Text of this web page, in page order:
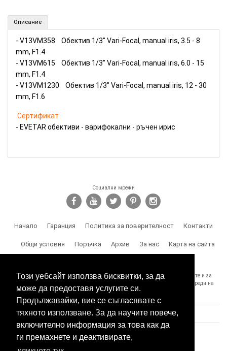
Този уебсайт използва бисквитки, за да
може да предоставя услугите си.
Продължавайки, вие се съгласявате с
тяхното използване. За да научите повече,
включително информация за това как да
ги премахнете и деактивирате,
Описание
- V13VM358 Обектив 1/3" Vari-Focal, manual iris, 3.5 - 8
mm, F1.4
- V13VM615 Обектив 1/3" Vari-Focal, manual iris, 6.0 - 15
mm, F1.4
- V13VM1230 Обектив 1/3" Vari-Focal, manual iris, 12 - 30
mm, F1.6
Сертификат
- EVETAR обективи - варифокални - ръчен ирис
Социални мрежи
Начало Гаранция Политика за поверителност Контакти
Общи условия Поръчка Архив За нас Карта на сайта
SPY.BG Ви напомня, че носите отговорност за използването на продуктите и за
спазване на законите, както и за злоумишлени и незаконни действия, вреди на
трети лица и др.